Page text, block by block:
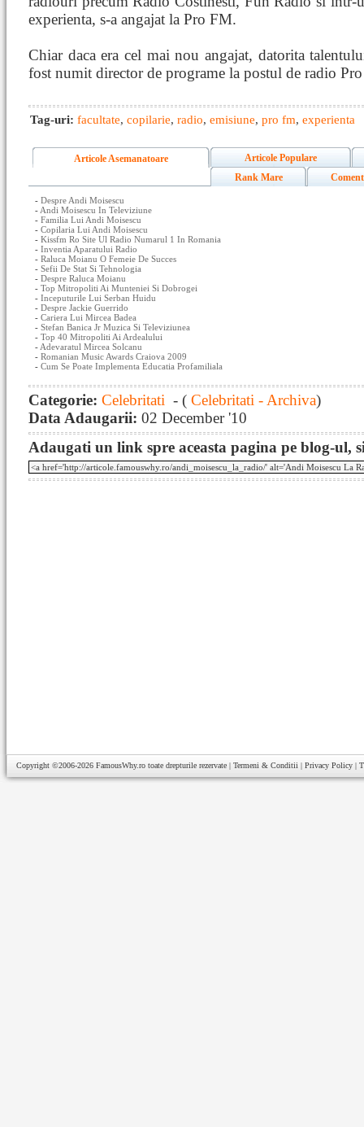
experienta, s-a angajat la Pro FM.
Chiar daca era cel mai nou angajat, datorita
fost numit director de programe la postul de radio
Tag-uri: facultate, copilarie, radio, emisiune, pro fm, experienta
Articole Asemanatoare
Articole Populare
Rank Mare
- Despre Andi Moisescu
- Andi Moisescu In Televiziune
- Familia Lui Andi Moisescu
- Copilaria Lui Andi Moisescu
- Kissfm Ro Site Ul Radio Numarul 1 In Romania
- Inventia Aparatului Radio
- Raluca Moianu O Femeie De Succes
- Sefii De Stat Si Tehnologia
- Despre Raluca Moianu
- Top Mitropoliti Ai Munteniei Si Dobrogei
- Inceputurile Lui Serban Huidu
- Despre Jackie Guerrido
- Cariera Lui Mircea Badea
- Stefan Banica Jr Muzica Si Televiziunea
- Top 40 Mitropoliti Ai Ardealului
- Adevaratul Mircea Solcanu
- Romanian Music Awards Craiova 2009
- Cum Se Poate Implementa Educatia Profamiliala
Categorie: Celebritati - ( Celebritati - Archiva)
Data Adaugarii: 02 December '10
Adaugati un link spre aceasta pagina pe blog-ul,
Copyright ©2006-2026 FamousWhy.ro toate drepturile rezervate | Termeni & Conditii | Privacy Policy |